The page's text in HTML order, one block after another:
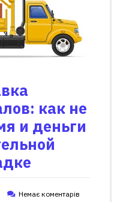
как не
и деньги
Немає коментарів